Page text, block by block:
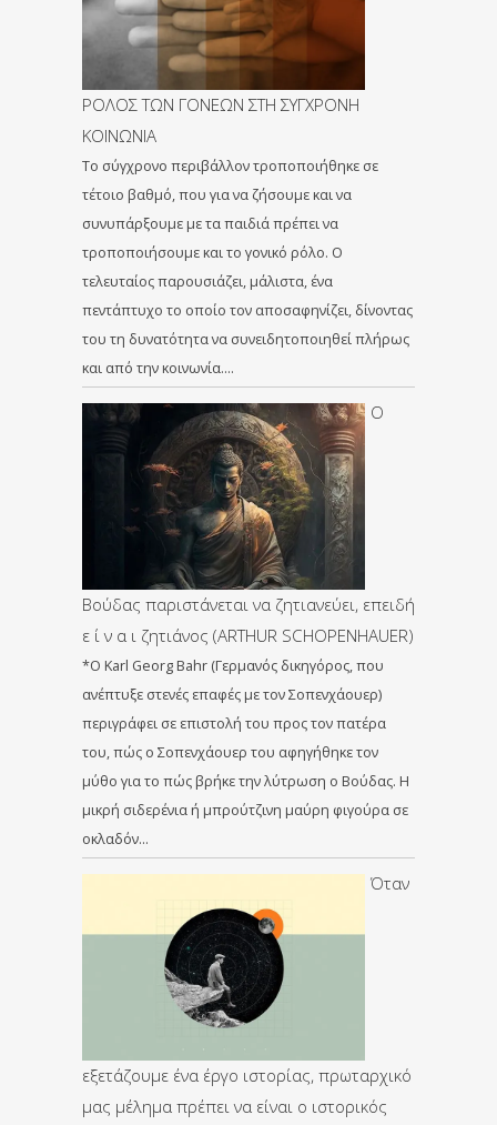
ΡΟΛΟΣ ΤΩΝ ΓΟΝΕΩΝ ΣΤΗ ΣΥΓΧΡΟΝΗ
ΚΟΙΝΩΝΙΑ
Το σύγχρονο περιβάλλον τροποποιήθηκε σε
τέτοιο βαθμό, που για να ζήσουμε και να
συνυπάρξουμε με τα παιδιά πρέπει να
τροποποιήσουμε και το γονικό ρόλο. Ο
τελευταίος παρουσιάζει, μάλιστα, ένα
πεντάπτυχο το οποίο τον αποσαφηνίζει, δίνοντας
του τη δυνατότητα να συνειδητοποιηθεί πλήρως
και από την κοινωνία….
Ο
Βούδας παριστάνεται να ζητιανεύει, επειδή
ε ί ν α ι ζητιάνος (ARTHUR SCHOPENHAUER)
*Ο Karl Georg Bahr (Γερμανός δικηγόρος, που
ανέπτυξε στενές επαφές με τον Σοπενχάουερ)
περιγράφει σε επιστολή του προς τον πατέρα
του, πώς ο Σοπενχάουερ του αφηγήθηκε τον
μύθο για το πώς βρήκε την λύτρωση ο Βούδας. Η
μικρή σιδερένια ή μπρούτζινη μαύρη φιγούρα σε
οκλαδόν…
Όταν
εξετάζουμε ένα έργο ιστορίας, πρωταρχικό
μας μέλημα πρέπει να είναι ο ιστορικός